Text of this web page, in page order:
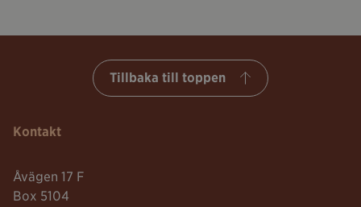
Tillbaka till toppen
Kontakt
Åvägen 17 F
Box 5104